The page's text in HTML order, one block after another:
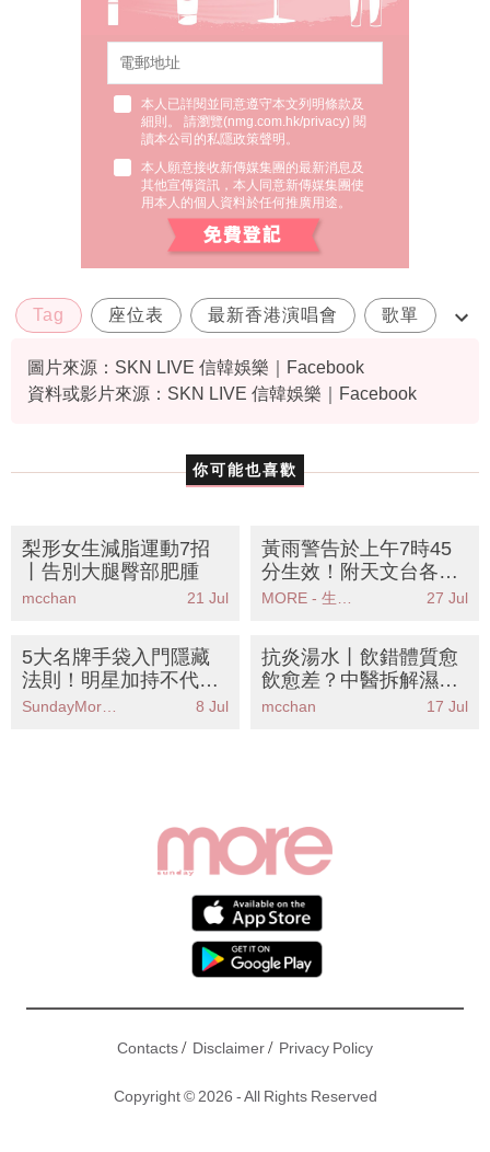
本人已詳閱並同意遵守本文列明條款及
細則。 請瀏覽(nmg.com.hk/privacy) 閱
讀本公司的私隱政策聲明。
本人願意接收新傳媒集團的最新消息及
其他宣傳資訊，本人同意新傳媒集團使
用本人的個人資料於任何推廣用途。
Tag 座位表 最新香港演唱會 歌單
金珉錫香港演唱會2025
圖片來源：SKN LIVE 信韓娛樂｜Facebook
資料或影片來源：SKN LIVE 信韓娛樂｜Facebook
你可能也喜歡
梨形女生減脂運動7招
丨告別大腿臀部肥腫
mcchan 21 Jul
黃雨警告於上午7時45
分生效！附天文台各區
雨量分佈圖
27 Jul
5大名牌手袋入門隱藏
法則！明星加持不代表
值得？輕鬆選出長青經
SundayMore編輯部 8 Jul
抗炎湯水丨飲錯體質愈
飲愈差？中醫拆解濕熱/
虛寒食療＋10大抗炎食
mcchan 17 Jul
Contacts/ Disclaimer/ Privacy Policy
Copyright © 2026 - All Rights Reserved